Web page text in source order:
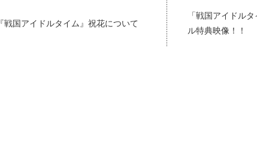
『戦国アイドルタイム』祝花について
「戦国アイドル
ル特典映像！！